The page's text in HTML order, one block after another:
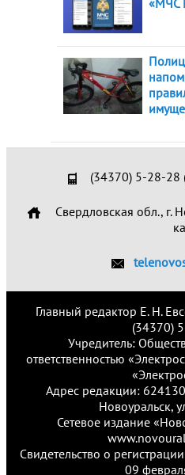
«МЧС
(34370) 5-28-28
Свердловская обл., г.
Главный редактор Е. Н.
(34370)
Учредитель:
ответственностью
Адрес редакции:
Новоуральск,
Сетевое издание
Свидетельство о
09